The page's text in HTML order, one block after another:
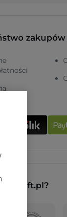
zakupów